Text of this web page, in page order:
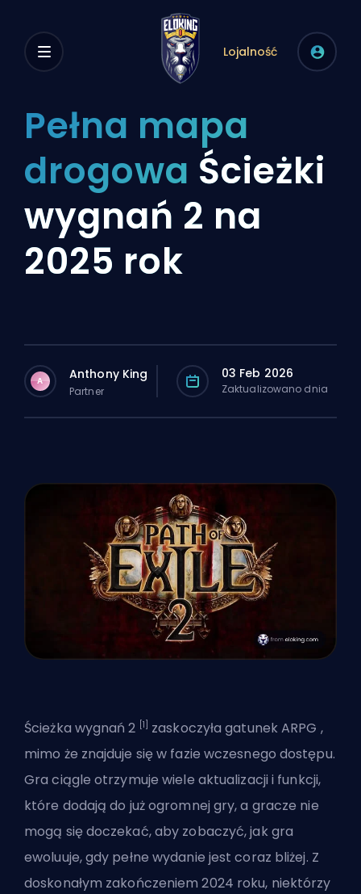
Lojalność
Pełna mapa
drogowa Ścieżki
wygnań 2 na
2025 rok
A Anthony King
Partner
03 Feb 2026
Zaktualizowano dnia
Ścieżka wygnań 2 [1] zaskoczyła gatunekARPG ,
mimo że znajduje się w fazie wczesnego dostępu.
Gra ciągle otrzymuje wiele aktualizacji i funkcji,
które dodają do już ogromnej gry, a gracze nie
mogą się doczekać, aby zobaczyć, jak gra
ewoluuje, gdy pełne wydanie jest coraz bliżej. Z
doskonałym zakończeniem 2024 roku, niektórzy